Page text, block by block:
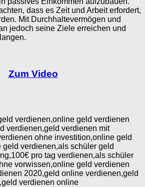
dass es Zeit und Arbeit erfordert,
Mit Durchhaltevermögen und
jedoch seine Ziele erreichen und
Zum Video
verdienen,online geld verdienen
verdienen,geld verdienen mit
ohne investition,online geld
geld verdienen,als schüler geld
pro tag verdienen,als schüler
vorwissen,online geld verdienen
2020,geld online verdienen,geld
verdienen online